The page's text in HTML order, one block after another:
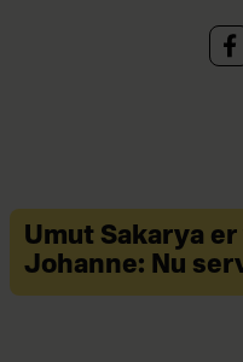
Umut Sakarya
Johanne: Nu